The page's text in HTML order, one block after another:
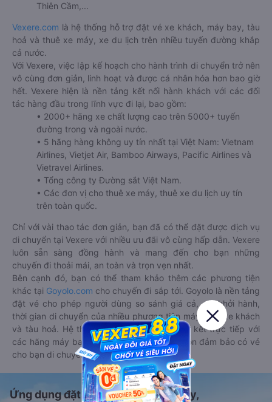
Thiên Cầm,...
Vexere.com là hệ thống hỗ trợ đặt vé xe khách, máy bay, tàu
hoả và thuê xe máy, xe du lịch trên nhiều tuyến đường khắp
cả nước.
Với Vexere, việc lập kế hoạch cho hành trình di chuyển trở nên
vô cùng đơn giản, linh hoạt và được cá nhân hóa hơn bao giờ
hết. Vexere hiện là nền tảng kết nối hành khách với các đối
tác hàng đầu trong lĩnh vực đi lại, bao gồm:
• 2000+ hãng xe chất lượng cao trên 5000+ tuyến
đường trong và ngoài nước.
• 5 hãng hàng không uy tín nhất tại Việt Nam: Vietnam
Airlines, Vietjet Air, Bamboo Airways, Pacific Airlines và
Vietravel Airlines.
• Tổng công ty Đường sắt Việt Nam.
• Các đơn vị cho thuê xe máy, thuê xe du lịch uy tín
trên toàn quốc.
Chỉ với vài thao tác đơn giản, bạn đã có thể đặt được dịch vụ
di chuyển tại Vexere với nhiều ưu đãi vô cùng hấp dẫn. Vexere
luôn sẵn sàng đồng hành và mang đến cho bạn những
chuyến đi thoải mái, an toàn và trọn vẹn nhất.
Bên cạnh đó, bạn có thể tham khảo thêm các phương tiện
khác tại Goyolo.com cho chuyến đi sắp tới. Goyolo là nền tảng
đặt vé cho phép người dùng so sánh giá cả, giờ khởi hành,
thời gian di chuyển của nhiều phương tiện máy bay, xe khách
và tàu hoả. Hệ thống của Goyolo được liên kết trực tiếp với
các hãng máy bay, xe khách và tàu hoả, luôn đảm bảo có vé
cho bạn di chuyển.
Ứng dụng đặt vé Xe khách, Máy bay,